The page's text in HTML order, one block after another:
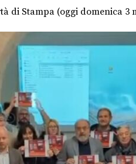
di Stampa (oggi domenica